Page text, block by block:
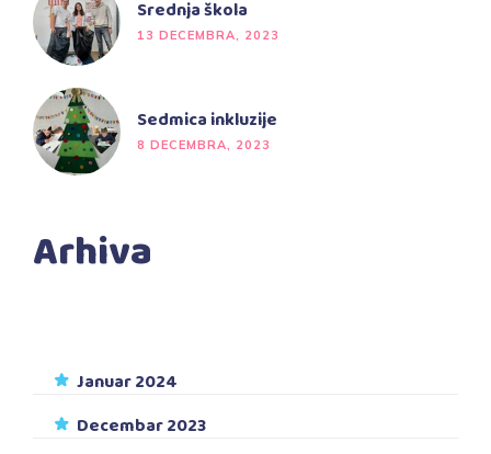
Srednja škola
13 DECEMBRA, 2023
Sedmica inkluzije
8 DECEMBRA, 2023
Arhiva
Januar 2024
Decembar 2023